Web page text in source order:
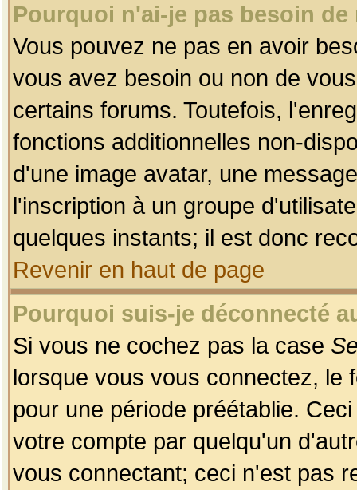
Pourquoi n'ai-je pas besoin
Vous pouvez ne pas en avoir
vous avez besoin ou non de
certains forums. Toutefois,
fonctions additionnelles non-
d'une image avatar, une
l'inscription à un groupe
quelques instants; il est donc
Revenir en haut de page
Pourquoi suis-je déconnecté
Si vous ne cochez pas la case
lorsque vous vous connectez, le
pour une période préétablie.
votre compte par quelqu'un
vous connectant; ceci n'est pas